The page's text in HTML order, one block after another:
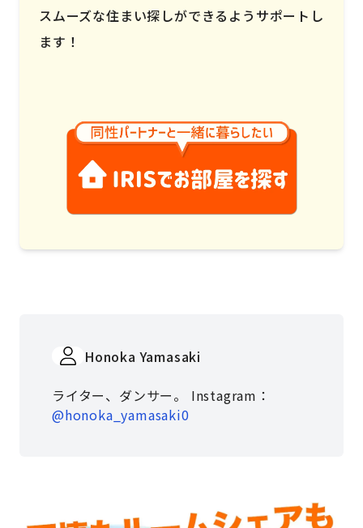
スムーズな住まい探しができるようサポートし
ます！
Honoka Yamasaki
ライター、ダンサー。 Instagram：
@honoka_yamasaki0